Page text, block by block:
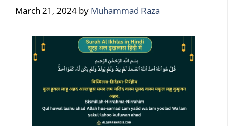
March 21, 2024 by Muhammad Raza